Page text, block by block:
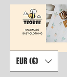
EUR (€)